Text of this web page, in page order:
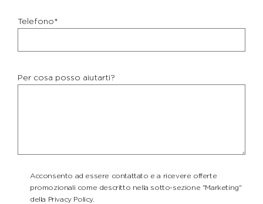
Telefono*
Per cosa posso aiutarti?
Acconsento ad essere contattato e a ricevere offerte
promozionali come descritto nella sotto-sezione "Marketing"
della Privacy Policy.